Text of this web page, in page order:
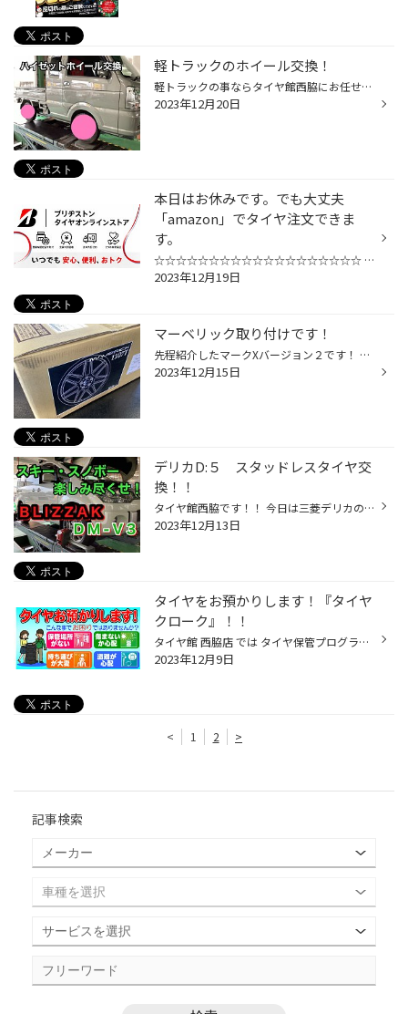
軽トラックのホイール交換！
軽トラックの事ならタイヤ館西脇にお任せ！ 今日はホイール交換のご依頼です！ この時期スタッドレスタイヤ交換だけではありません！ ホイール交換なども依頼頂いておりますよ！ どうですか！カッコイイこのフォルム！！ 個人的に価格面やデザイン面で好みです・・・ 気になったらお気軽にタイヤ館...
2023年12月20日
本日はお休みです。でも大丈夫
「amazon」でタイヤ注文できま
す。
☆☆☆☆☆☆☆☆☆☆☆☆☆☆☆☆☆☆☆ ブリヂストンタイヤ 直営店の タイヤ館西脇です！ 本日はお休みを頂いております。 明日の20日は水曜日ですが、営業致しますのでこの機会をお見逃しなく！！ ですが・・・ タイヤ交換ご検討されているお客様ご安心下さい！！ 【 ブリヂストン タイヤオンラインストア 】 乗用車...
2023年12月19日
マーベリック取り付けです！
先程紹介したマークXバージョン２です！ タイヤ館西脇です！ 今日は2ピースホイールのお取り付けです！ わくわくしちゃいますねー！ 箱からドキドキ・・・開封！ 気をつけてタイヤと組付けて・・・ ホイールバランスをとります。 アルミのウエイトを貼っていきます！・・・まっすぐキレイに・・・ ...
2023年12月15日
デリカD:５ スタッドレスタイヤ交
換！！
タイヤ館西脇です！！ 今日は三菱デリカのスタッドレスタイヤ交換です！！ 取り付けタイヤはBLIZZAK DM-V3 です！ ウインタースポーツを楽しむお客様にはぴったり商品ではないでしょうか？ 何故ならSUV専用設計のDM-V3をお考えのお客様は 当たり前ですが、SUVの車両を購入されたお客様です！ 普通車...
2023年12月13日
タイヤをお預かりします！『タイヤ
クローク』！！
タイヤ館 西脇店 では タイヤ保管プログラム『タイヤクローク』 を実施しています。 『タイヤクローク』とは タイヤのプロであるタイヤ館が 専用倉庫でお客様の大切なタイヤを 履き替え時期まで責任をもってお預かりする、 とても便利なタイヤお預かりサービスです。 ・保管するスペースが狭くて不...
2023年12月9日
< 1 2 >
記事検索